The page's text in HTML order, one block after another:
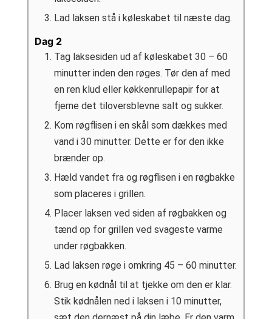
Lad laksen stå i køleskabet til næste dag.
Dag 2
Tag laksesiden ud af køleskabet 30 – 60
minutter inden den røges. Tør den af med
en ren klud eller køkkenrullepapir for at
fjerne det tiloversblevne salt og sukker.
Kom røgflisen i en skål som dækkes med
vand i 30 minutter. Dette er for den ikke
brænder op.
Hæld vandet fra og røgflisen i en røgbakke
som placeres i grillen.
Placer laksen ved siden af røgbakken og
tænd op for grillen ved svageste varme
under røgbakken.
Lad laksen røge i omkring 45 – 60 minutter.
Brug en kødnål til at tjekke om den er klar.
Stik kødnålen ned i laksen i 10 minutter,